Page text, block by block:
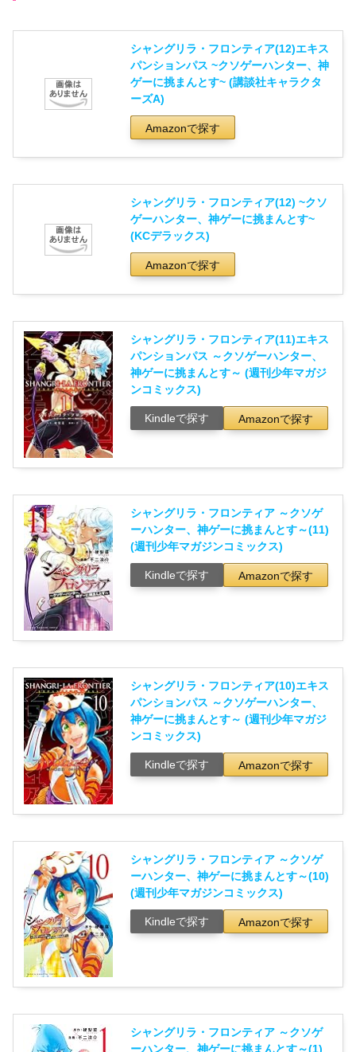
シャングリラ・フロンティア(12)エキス
パンションパス ~クソゲーハンター、神
ゲーに挑まんとす~ (講談社キャラクタ
ーズA)
Amazonで探す
シャングリラ・フロンティア(12) ~クソ
ゲーハンター、神ゲーに挑まんとす~
(KCデラックス)
Amazonで探す
シャングリラ・フロンティア(11)エキス
パンションパス ～クソゲーハンター、
神ゲーに挑まんとす～ (週刊少年マガジ
ンコミックス)
Kindleで探す Amazonで探す
シャングリラ・フロンティア ～クソゲ
ーハンター、神ゲーに挑まんとす～(11)
(週刊少年マガジンコミックス)
Kindleで探す Amazonで探す
シャングリラ・フロンティア(10)エキス
パンションパス ～クソゲーハンター、
神ゲーに挑まんとす～ (週刊少年マガジ
ンコミックス)
Kindleで探す Amazonで探す
シャングリラ・フロンティア ～クソゲ
ーハンター、神ゲーに挑まんとす～(10)
(週刊少年マガジンコミックス)
Kindleで探す Amazonで探す
シャングリラ・フロンティア ～クソゲ
ーハンター、神ゲーに挑まんとす～(1)